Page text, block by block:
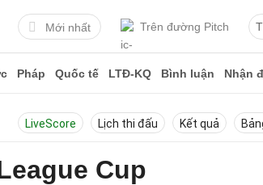
Mới nhất Trên đường Pitch
Pháp Quốc tế LTĐ-KQ Bình luận Nhận
LiveScore Lịch thi đấu Kết quả
Cup